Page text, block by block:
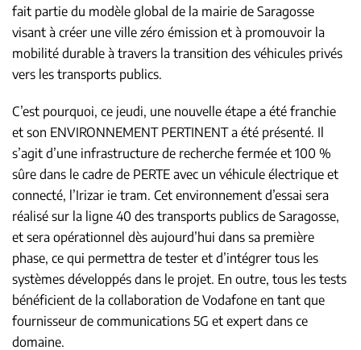
fait partie du modèle global de la mairie de Saragosse
visant à créer une ville zéro émission et à promouvoir la
mobilité durable à travers la transition des véhicules privés
vers les transports publics.
C’est pourquoi, ce jeudi, une nouvelle étape a été franchie
et son ENVIRONNEMENT PERTINENT a été présenté. Il
s’agit d’une infrastructure de recherche fermée et 100 %
sûre dans le cadre de PERTE avec un véhicule électrique et
connecté, l’Irizar ie tram. Cet environnement d’essai sera
réalisé sur la ligne 40 des transports publics de Saragosse,
et sera opérationnel dès aujourd’hui dans sa première
phase, ce qui permettra de tester et d’intégrer tous les
systèmes développés dans le projet. En outre, tous les tests
bénéficient de la collaboration de Vodafone en tant que
fournisseur de communications 5G et expert dans ce
domaine.